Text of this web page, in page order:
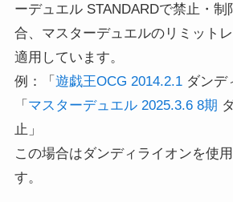
ーデュエル STANDARDで禁止・制
合、マスターデュエルのリミット
適用しています。
例：「 遊戯王OCG 2014.2.1ダンデ
「 マスターデュエル 2025.3.6 8期
止」
この場合はダンディライオンを使
す。